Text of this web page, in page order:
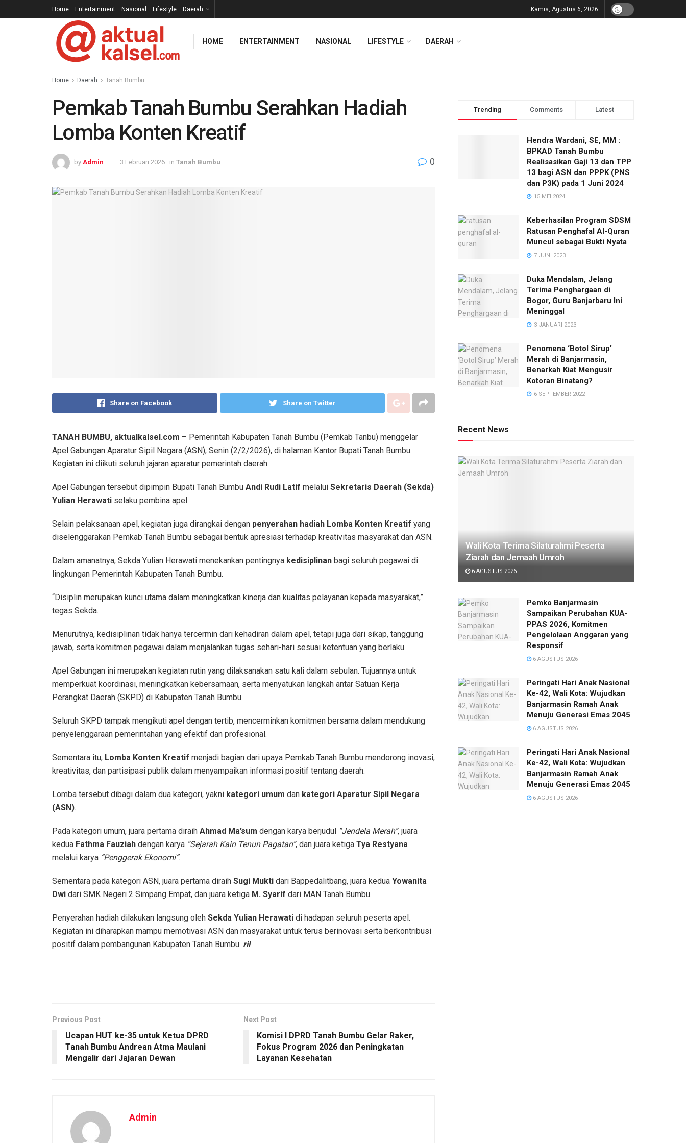
Home Entertainment Nasional Lifestyle Daerah Kamis, Agustus 6, 2026
HOME ENTERTAINMENT NASIONAL LIFESTYLE DAERAH
Home Daerah Tanah Bumbu
Pemkab Tanah Bumbu Serahkan Hadiah
Lomba Konten Kreatif
by Admin 3 Februari 2026 in Tanah Bumbu 0
Share on Facebook Share on Twitter
TANAH BUMBU, aktualkalsel.com – Pemerintah Kabupaten Tanah Bumbu (Pemkab Tanbu) menggelar
Apel Gabungan Aparatur Sipil Negara (ASN), Senin (2/2/2026), di halaman Kantor Bupati Tanah Bumbu.
Kegiatan ini diikuti seluruh jajaran aparatur pemerintah daerah.
Apel Gabungan tersebut dipimpin Bupati Tanah Bumbu Andi Rudi Latif melalui Sekretaris Daerah (Sekda)
Yulian Herawati selaku pembina apel.
Selain pelaksanaan apel, kegiatan juga dirangkai dengan penyerahan hadiah Lomba Konten Kreatif yang
diselenggarakan Pemkab Tanah Bumbu sebagai bentuk apresiasi terhadap kreativitas masyarakat dan ASN.
Dalam amanatnya, Sekda Yulian Herawati menekankan pentingnya kedisiplinan bagi seluruh pegawai di
lingkungan Pemerintah Kabupaten Tanah Bumbu.
“Disiplin merupakan kunci utama dalam meningkatkan kinerja dan kualitas pelayanan kepada masyarakat,”
tegas Sekda.
Menurutnya, kedisiplinan tidak hanya tercermin dari kehadiran dalam apel, tetapi juga dari sikap, tanggung
jawab, serta komitmen pegawai dalam menjalankan tugas sehari-hari sesuai ketentuan yang berlaku.
Apel Gabungan ini merupakan kegiatan rutin yang dilaksanakan satu kali dalam sebulan. Tujuannya untuk
memperkuat koordinasi, meningkatkan kebersamaan, serta menyatukan langkah antar Satuan Kerja
Perangkat Daerah (SKPD) di Kabupaten Tanah Bumbu.
Seluruh SKPD tampak mengikuti apel dengan tertib, mencerminkan komitmen bersama dalam mendukung
penyelenggaraan pemerintahan yang efektif dan profesional.
Sementara itu, Lomba Konten Kreatif menjadi bagian dari upaya Pemkab Tanah Bumbu mendorong inovasi,
kreativitas, dan partisipasi publik dalam menyampaikan informasi positif tentang daerah.
Lomba tersebut dibagi dalam dua kategori, yakni kategori umum dan kategori Aparatur Sipil Negara
(ASN).
Pada kategori umum, juara pertama diraih Ahmad Ma’sum dengan karya berjudul “Jendela Merah”, juara
kedua Fathma Fauziah dengan karya “Sejarah Kain Tenun Pagatan”, dan juara ketiga Tya Restyana
melalui karya “Penggerak Ekonomi”.
Sementara pada kategori ASN, juara pertama diraih Sugi Mukti dari Bappedalitbang, juara kedua Yowanita
Dwi dari SMK Negeri 2 Simpang Empat, dan juara ketiga M. Syarif dari MAN Tanah Bumbu.
Penyerahan hadiah dilakukan langsung oleh Sekda Yulian Herawati di hadapan seluruh peserta apel.
Kegiatan ini diharapkan mampu memotivasi ASN dan masyarakat untuk terus berinovasi serta berkontribusi
positif dalam pembangunan Kabupaten Tanah Bumbu. ril
Previous Post
Ucapan HUT ke-35 untuk Ketua DPRD
Tanah Bumbu Andrean Atma Maulani
Mengalir dari Jajaran Dewan
Next Post
Komisi I DPRD Tanah Bumbu Gelar Raker,
Fokus Program 2026 dan Peningkatan
Layanan Kesehatan
Admin
Trending Comments Latest
Hendra Wardani, SE, MM :
BPKAD Tanah Bumbu
Realisasikan Gaji 13 dan TPP
13 bagi ASN dan PPPK (PNS
dan P3K) pada 1 Juni 2024
15 MEI 2024
Keberhasilan Program SDSM
Ratusan Penghafal Al-Quran
Muncul sebagai Bukti Nyata
7 JUNI 2023
Duka Mendalam, Jelang
Terima Penghargaan di
Bogor, Guru Banjarbaru Ini
Meninggal
3 JANUARI 2023
Penomena ‘Botol Sirup’
Merah di Banjarmasin,
Benarkah Kiat Mengusir
Kotoran Binatang?
6 SEPTEMBER 2022
Recent News
Wali Kota Terima Silaturahmi Peserta
Ziarah dan Jemaah Umroh
6 AGUSTUS 2026
Pemko Banjarmasin
Sampaikan Perubahan KUA-
PPAS 2026, Komitmen
Pengelolaan Anggaran yang
Responsif
6 AGUSTUS 2026
Peringati Hari Anak Nasional
Ke-42, Wali Kota: Wujudkan
Banjarmasin Ramah Anak
Menuju Generasi Emas 2045
6 AGUSTUS 2026
Peringati Hari Anak Nasional
Ke-42, Wali Kota: Wujudkan
Banjarmasin Ramah Anak
Menuju Generasi Emas 2045
6 AGUSTUS 2026